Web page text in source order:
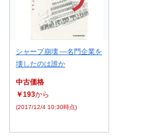
シャープ崩壊 ―名門企業を
壊したのは誰か
中古価格
￥193から
(2017/12/4 10:30時点)